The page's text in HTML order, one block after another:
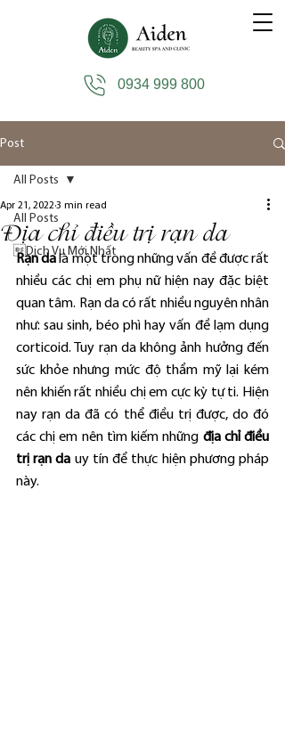
0934 999 800
Post
All Posts
Dịch Vụ Mới Nhất
All Posts
Địa chỉ điều trị rạn da
Apr 21, 20223 min read
Rạn da là một trong những vấn đề được rất
nhiều các chị em phụ nữ hiện nay đặc biệt
quan tâm. Rạn da có rất nhiều nguyên nhân
như: sau sinh, béo phì hay vấn đề lạm dụng
corticoid. Tuy rạn da không ảnh hưởng đến
sức khỏe nhưng mức độ thẩm mỹ lại kém
nên khiến rất nhiều chị em cực kỳ tự ti. Hiện
nay rạn da đã có thể điều trị được, do đó
các chị em nên tìm kiếm những địa chỉ điều
trị rạn da uy tín để thực hiện phương pháp
này.